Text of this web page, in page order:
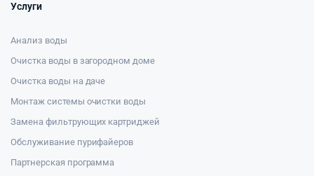
Услуги
Анализ воды
Очистка воды в загородном доме
Очистка воды на даче
Монтаж системы очистки воды
Замена фильтрующих картриджей
Обслуживание пурифайеров
Партнерская программа